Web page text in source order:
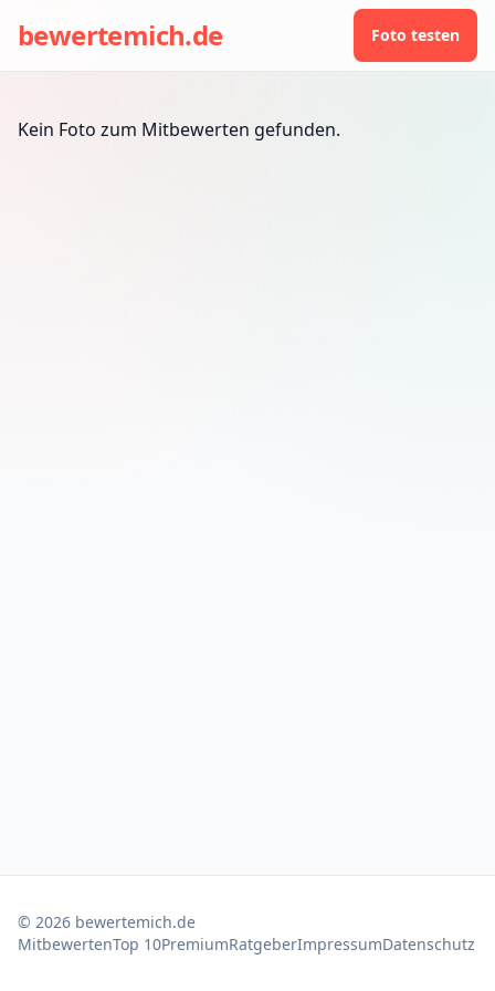
bewertemich.de Foto testen
Kein Foto zum Mitbewerten gefunden.
© 2026 bewertemich.de
MitbewertenTop 10PremiumRatgeberImpressumDatenschutz